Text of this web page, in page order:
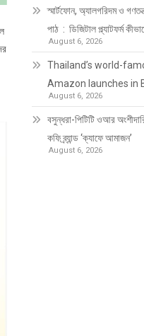
স্মার্টফোন, অ্যালগরিদম ও
পাঠ : ডিজিটাল প্ল্যাটফর্ম
August 6, 2026
Thailand’s world-
Amazon launches in
August 6, 2026
বসুন্ধরা-পিটিটি ওআর
কফি ব্র্যান্ড ‘ক্যাফে আমাজন’
August 6, 2026